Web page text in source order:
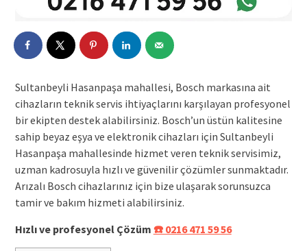
Sultanbeyli Hasanpaşa mahallesi, Bosch markasına ait
cihazların teknik servis ihtiyaçlarını karşılayan profesyonel
bir ekipten destek alabilirsiniz. Bosch’un üstün kalitesine
sahip beyaz eşya ve elektronik cihazları için Sultanbeyli
Hasanpaşa mahallesinde hizmet veren teknik servisimiz,
uzman kadrosuyla hızlı ve güvenilir çözümler sunmaktadır.
Arızalı Bosch cihazlarınız için bize ulaşarak sorunsuzca
tamir ve bakım hizmeti alabilirsiniz.
Hızlı ve profesyonel Çözüm ☎️ 0216 471 59 56